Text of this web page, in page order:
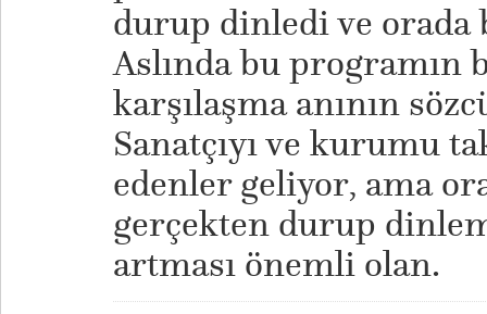
durup dinledi ve orada
Aslında bu programın
karşılaşma anının
Sanatçıyı ve kurumu
edenler geliyor, ama
gerçekten durup
artması önemli olan.